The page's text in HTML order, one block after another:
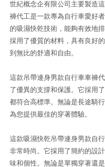
世紀概念企有限公司主要製造
褲代工是一款專為自行車愛好
的吸濕快乾技術，能夠有效地
採用了優質的材料，具有良好
到無比的舒適和自由。
這款吊帶連身男款自行車車褲
了優異的支撐和保護。它採用
都符合高標準。無論是長途騎
為您提供最佳的穿著體驗。
這款吸濕快乾吊帶連身男款自
非常時尚。它採用了簡約的設
味和個性。無論是單獨穿著還